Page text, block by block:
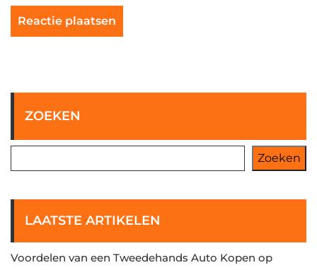
ZOEKEN
Zoeken
LAATSTE ARTIKELEN
Voordelen van een Tweedehands Auto Kopen op